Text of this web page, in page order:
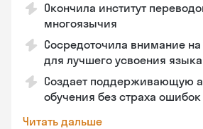
Окончила институт
многоязычия
Сосредоточила внимание на
для лучшего усвоения языка
Создает поддерживающую
обучения без страха ошибок
Читать дальше